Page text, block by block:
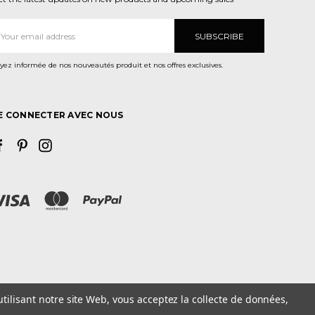
informée de nos nouveautés produit et nos offres exclusives.
CONNECTER AVEC NOUS
notre site Web, vous acceptez la collecte de données,